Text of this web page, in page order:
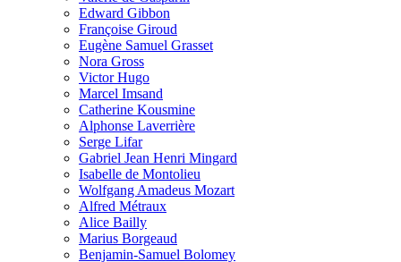
Edward Gibbon
Françoise Giroud
Eugène Samuel Grasset
Nora Gross
Victor Hugo
Marcel Imsand
Catherine Kousmine
Alphonse Laverrière
Serge Lifar
Gabriel Jean Henri Mingard
Isabelle de Montolieu
Wolfgang Amadeus Mozart
Alfred Métraux
Alice Bailly
Marius Borgeaud
Benjamin-Samuel Bolomey